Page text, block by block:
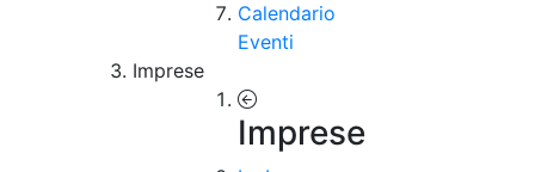
Calendario
Eventi
Imprese
Imprese